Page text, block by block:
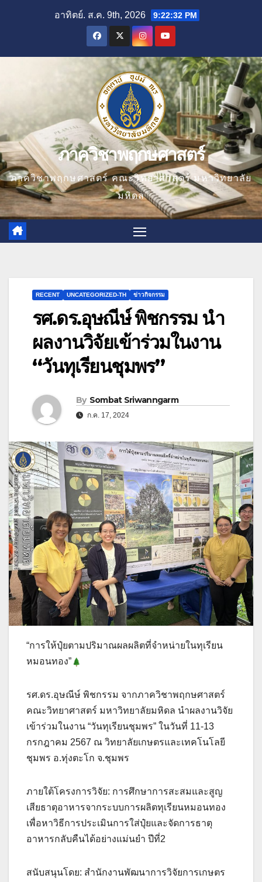
อาทิตย์. ส.ค. 9th, 2026 9:22:34 PM
ภาควิชาพฤกษศาสตร์
ภาควิชาพฤกษศาสตร์ คณะวิทยาศาสตร์ มหาวิทยาลัย
มหิดล
RECENT UNCATEGORIZED-TH ข่าวกิจกรรม
รศ.ดร.อุษณีษ์ พิชกรรม นำ
ผลงานวิจัยเข้าร่วมในงาน
“วันทุเรียนชุมพร”
By Sombat Sriwanngarm
ก.ค. 17, 2024
“การให้ปุ๋ยตามปริมาณผลผลิตที่จำหน่ายในทุเรียน
หมอนทอง”
รศ.ดร.อุษณีษ์ พิชกรรม จากภาควิชาพฤกษศาสตร์
คณะวิทยาศาสตร์ มหาวิทยาลัยมหิดล นำผลงานวิจัย
เข้าร่วมในงาน “วันทุเรียนชุมพร” ในวันที่ 11-13
กรกฎาคม 2567 ณ วิทยาลัยเกษตรและเทคโนโลยี
ชุมพร อ.ทุ่งตะโก จ.ชุมพร
ภายใต้โครงการวิจัย: การศึกษาการสะสมและสูญ
เสียธาตุอาหารจากระบบการผลิตทุเรียนหมอนทอง
เพื่อหาวิธีการประเมินการใส่ปุ๋ยและจัดการธาตุ
อาหารกลับคืนได้อย่างแม่นยำ ปีที่2
สนับสนุนโดย: สำนักงานพัฒนาการวิจัยการเกษตร